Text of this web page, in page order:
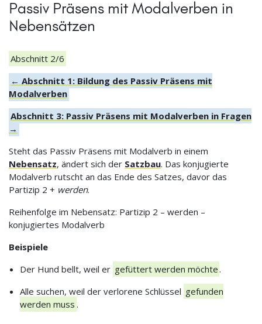
Passiv Präsens mit Modalverben in
Nebensätzen
Abschnitt 2/6
← Abschnitt 1: Bildung des Passiv Präsens mit
Modalverben
Abschnitt 3: Passiv Präsens mit Modalverben in Fragen
→
Steht das Passiv Präsens mit Modalverb in einem
Nebensatz, ändert sich der Satzbau. Das konjugierte
Modalverb rutscht an das Ende des Satzes, davor das
Partizip 2 + werden.
Reihenfolge im Nebensatz: Partizip 2 – werden –
konjugiertes Modalverb
Beispiele
Der Hund bellt, weil er gefüttert werden möchte .
Alle suchen, weil der verlorene Schlüssel gefunden
werden muss .